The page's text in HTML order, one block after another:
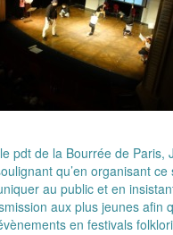
pdt de la Bourrée de Paris,
qu’en organisant ce
au public et en
aux plus jeunes afin
en festivals